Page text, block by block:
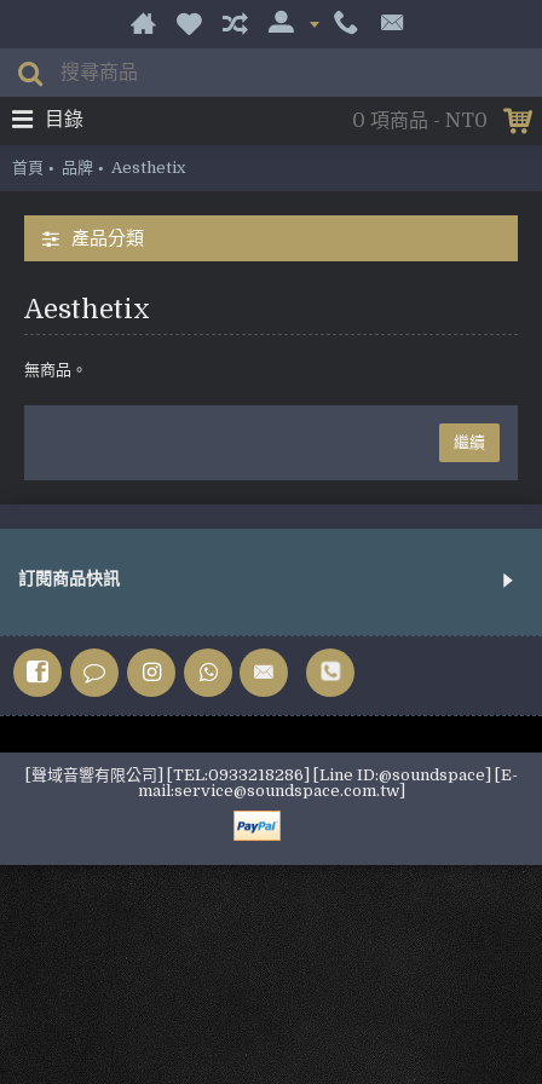
0 項商品 - NT0
目錄
首頁 品牌 Aesthetix
產品分類
Aesthetix
無商品。
繼續
訂閱商品快訊
[聲域音響有限公司] [TEL:0933218286] [Line ID:@soundspace] [E-
mail:service@soundspace.com.tw]